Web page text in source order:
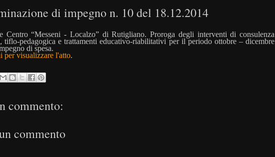
di impegno n. 10 del 18.12.2014
Centro “Messeni - Localzo” di Rutigliano. Proroga degli interventi di consulenza
tiflo-pedagogica e trattamenti educativo-riabilitativi per il periodo ottobre – dicembre
di spesa.
per visualizzare l'atto.
commento:
commento